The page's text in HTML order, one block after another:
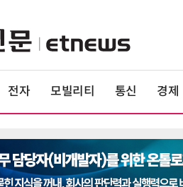
전자 모빌리티 통신 경제